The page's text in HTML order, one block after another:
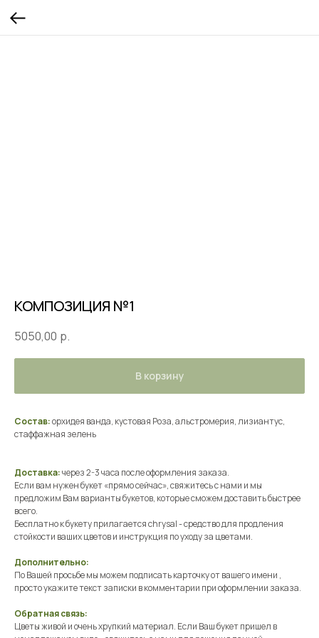
КОМПОЗИЦИЯ №1
5050,00 р.
В корзину
Состав:орхидея ванда, кустовая Роза, альстромерия, лизиантус,
стаффажная зелень
Доставка:через 2-3 часа после оформления заказа.
Если вам нужен букет «прямо сейчас», свяжитесь с нами и мы
предложим Вам варианты букетов, которые сможем доставить быстрее
всего.
Бесплатно к букету прилагается chrysal - средство для продления
стойкости ваших цветов и инструкция по уходу за цветами.
Дополнительно:
По Вашей просьбе мы можем подписать карточку от вашего имени ,
просто укажите текст записки в комментарии при оформлении заказа.
Обратная связь:
Цветы живой и очень хрупкий материал. Если Ваш букет пришел в